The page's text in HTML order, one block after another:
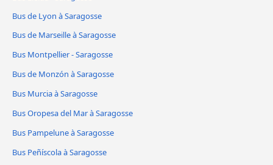
Bus de Lyon à Saragosse
Bus de Marseille à Saragosse
Bus Montpellier - Saragosse
Bus de Monzón à Saragosse
Bus Murcia à Saragosse
Bus Oropesa del Mar à Saragosse
Bus Pampelune à Saragosse
Bus Peñíscola à Saragosse